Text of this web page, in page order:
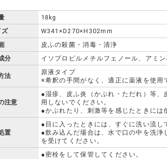
18kg
ズ
W341×D270×H302mm
皮ふの殺菌・消毒・清浄
分
イソプロピルメチルフェノール、アミ
法
原液タイプ
※希釈の手間がなく、適正に薬液を使用
注意
●湿疹、皮ふ炎（かぶれ・ただれ）等
用しないでください。
●かぶれたり、刺激等を感じたときには
置
●目に入ったときには、すぐに洗い流し
●飲み込んだ場合は、水で口の中を洗
を受けてください。
●密栓をして保管してください。